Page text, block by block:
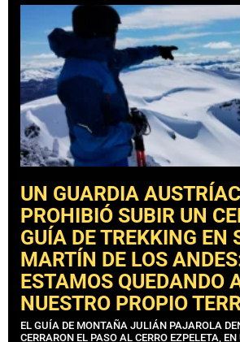
UN GUARDIA
PROHIBIÓ SUBIR UN
GUÍA DE TREKKING EN
MARTÍN DE LOS
ESTAMOS QUEDANDO
NUESTRO PROPIO
EL GUÍA DE MONTAÑA JULIÁN PAJAROLA
CERRARON EL PASO AL CERRO EZPELETA,